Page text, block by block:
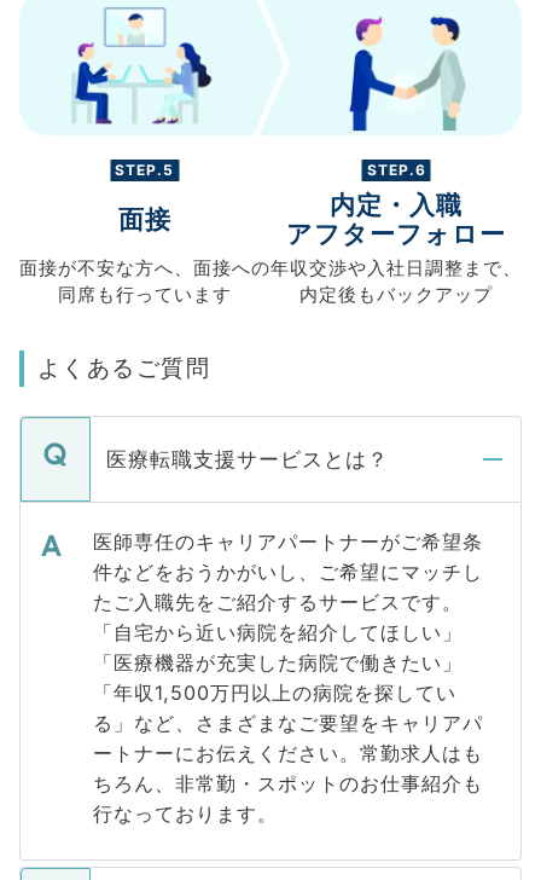
STEP.5
面接
面接が不安な方へ、 面接への
同席も行っています
STEP.6
内定・入職
アフターフォロー
年収交渉や入社日調整まで、
内定後もバックアップ
よくあるご質問
医療転職支援サービスとは？
医師専任のキャリアパートナーがご希望条
件などをおうかがいし、ご希望にマッチし
たご入職先をご紹介するサービスです。
「自宅から近い病院を紹介してほしい」
「医療機器が充実した病院で働きたい」
「年収1,500万円以上の病院を探してい
る」など、さまざまなご要望をキャリアパ
ートナーにお伝えください。常勤求人はも
ちろん、非常勤・スポットのお仕事紹介も
行なっております。